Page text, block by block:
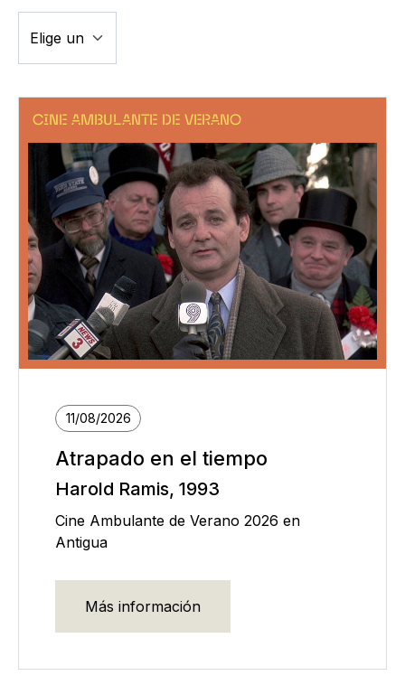
CINE AMBULANTE DE VERANO
11/08/2026
Atrapado en el tiempo
Harold Ramis, 1993
Cine Ambulante de Verano 2026 en
Antigua
Más información